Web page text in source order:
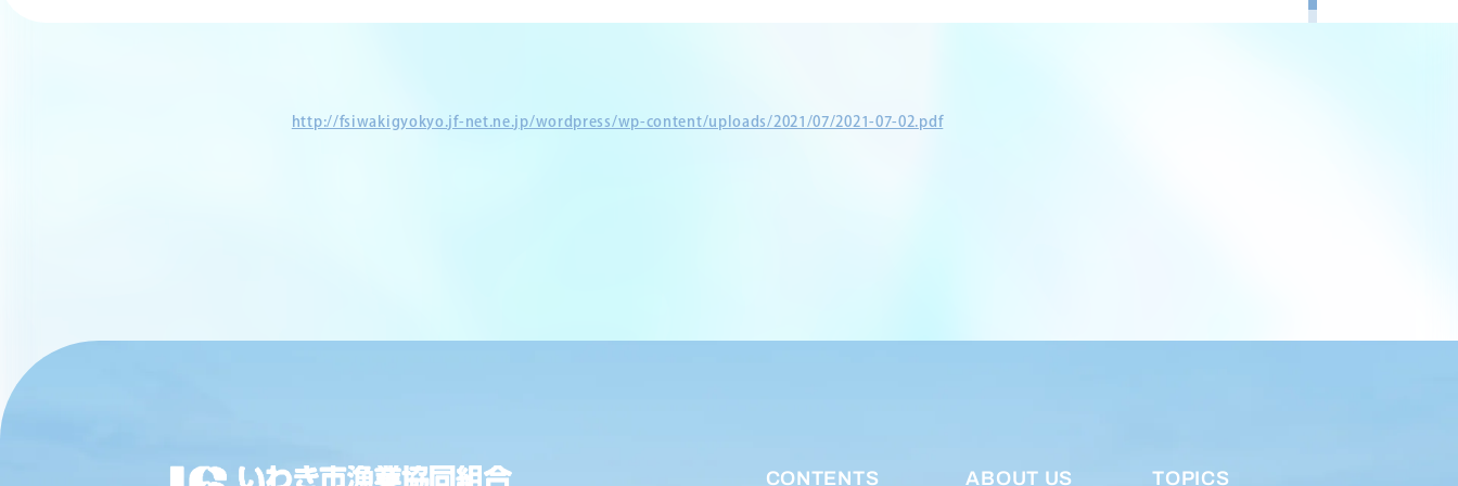
http://fsiwakigyokyo.jf-net.ne.jp/wordpress/wp-content/uploads/2021/07/2021-07-02.pdf
CONTENTS ABOUT US TOPICS